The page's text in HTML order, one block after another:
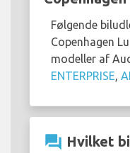
Følgende
Copenhagen
modeller af
ENTERPRISE
question_answer Hvilket